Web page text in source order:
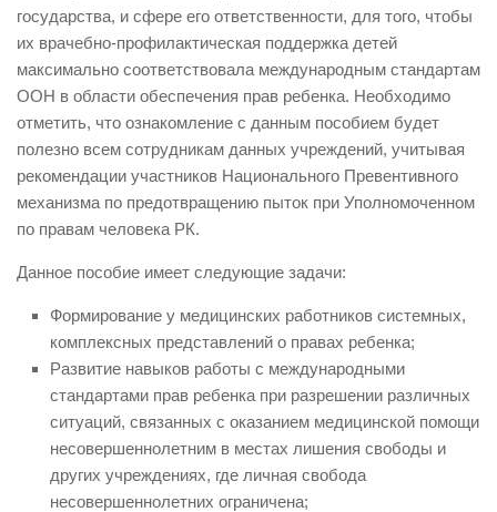
государства, и сфере его ответственности, для того, чтобы
их врачебно-профилактическая поддержка детей
максимально соответствовала международным стандартам
ООН в области обеспечения прав ребенка. Необходимо
отметить, что ознакомление с данным пособием будет
полезно всем сотрудникам данных учреждений, учитывая
рекомендации участников Национального Превентивного
механизма по предотвращению пыток при Уполномоченном
по правам человека РК.
Данное пособие имеет следующие задачи:
Формирование у медицинских работников системных,
комплексных представлений о правах ребенка;
Развитие навыков работы с международными
стандартами прав ребенка при разрешении различных
ситуаций, связанных с оказанием медицинской помощи
несовершеннолетним в местах лишения свободы и
других учреждениях, где личная свобода
несовершеннолетних ограничена;